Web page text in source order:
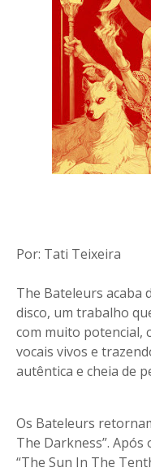
Por: Tati Teixeira
The Bateleurs acaba
disco, um trabalho
com muito potencial,
vocais vivos e
autêntica e cheia de
Os Bateleurs
The Darkness”.
“The Sun In The